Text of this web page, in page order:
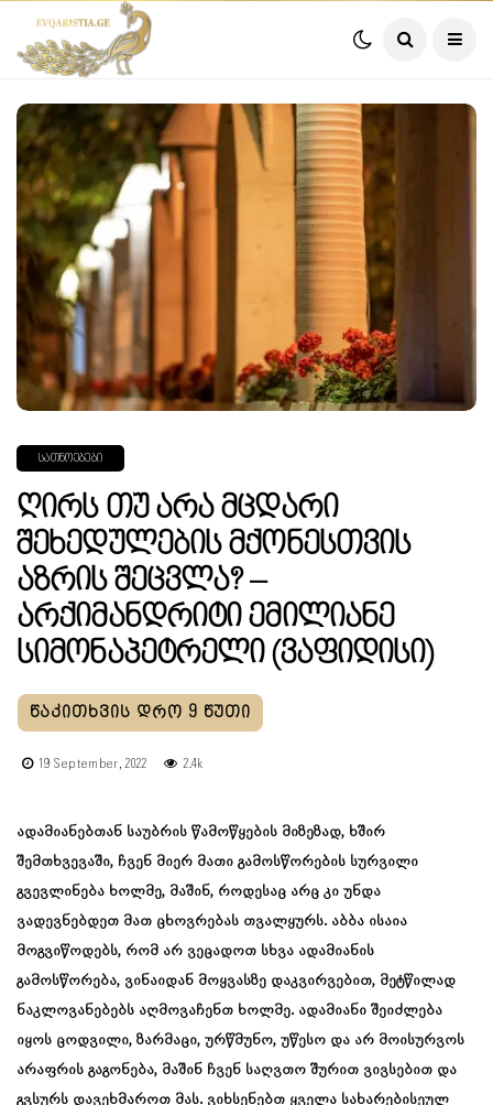
ᲡᲐᲗᲜᲝᲔᲑᲔᲑᲘ
Ღირს Თუ Არა Მცდარი
Შეხედულების Მქონესთვის
Აზრის Შეცვლა? –
Არქიმანდრიტი Ემილიანე
Სიმონაპეტრელი (ვაფიდისი)
19 September, 2022 2.4k
ადამიანებთან საუბრის წამოწყების მიზეზად, ხშირ
შემთხვევაში, ჩვენ მიერ მათი გამოსწორების სურვილი
გვევლინება ხოლმე, მაშინ, როდესაც არც კი უნდა
ვადევნებდეთ მათ ცხოვრებას თვალყურს. აბბა ისაია
მოგვიწოდებს, რომ არ ვეცადოთ სხვა ადამიანის
გამოსწორება, ვინაიდან მოყვასზე დაკვირვებით, მეტწილად
ნაკლოვანებებს აღმოვაჩენთ ხოლმე. ადამიანი შეიძლება
იყოს ცოდვილი, ზარმაცი, ურწმუნო, უწესო და არ მოისურვოს
არაფრის გაგონება, მაშინ ჩვენ საღვთო შურით ვივსებით და
გვსურს დავეხმაროთ მას. ვიხსენებთ ყველა სახარებისეულ